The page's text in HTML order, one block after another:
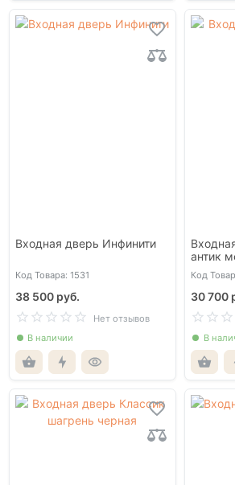
Входная дверь Инфинити
Код Товара: 1531
38 500 руб.
Нет отзывов
В наличии
антик
Код
30 700
В